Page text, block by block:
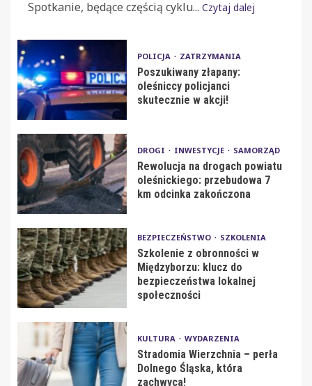
Spotkanie, będące częścią cyklu... Czytaj dalej
POLICJA ZATRZYMANIA
Poszukiwany złapany:
oleśniccy policjanci
skutecznie w akcji!
DROGI INWESTYCJE SAMORZĄD
Rewolucja na drogach powiatu
oleśnickiego: przebudowa 7
km odcinka zakończona
BEZPIECZEŃSTWO SZKOLENIA
Szkolenie z obronności w
Międzyborzu: klucz do
bezpieczeństwa lokalnej
społeczności
KULTURA WYDARZENIA
Stradomia Wierzchnia – perła
Dolnego Śląska, która
zachwyca!